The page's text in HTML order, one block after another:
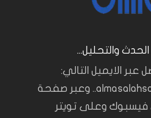
والتحليل...
عبر الايميل التالي:
almasalahsources@gmail.com.. وعبر صفحة
فيسبوك وعلى تويتر